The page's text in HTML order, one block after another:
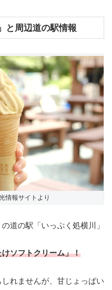
と周辺道の駅情報
情報サイトより
道の駅「いっぷく処横川」
ソフトクリーム」！
しれませんが、甘じょっぱい